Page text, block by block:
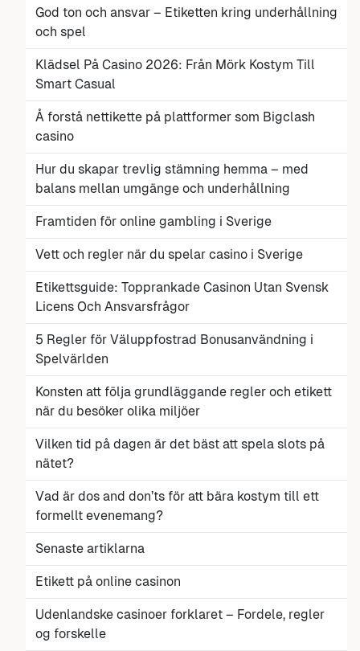
God ton och ansvar – Etiketten kring underhållning
och spel
Klädsel På Casino 2026: Från Mörk Kostym Till
Smart Casual
Å forstå nettikette på plattformer som Bigclash
casino
Hur du skapar trevlig stämning hemma – med
balans mellan umgänge och underhållning
Framtiden för online gambling i Sverige
Vett och regler när du spelar casino i Sverige
Etikettsguide: Topprankade Casinon Utan Svensk
Licens Och Ansvarsfrågor
5 Regler för Väluppfostrad Bonusanvändning i
Spelvärlden
Konsten att följa grundläggande regler och etikett
när du besöker olika miljöer
Vilken tid på dagen är det bäst att spela slots på
nätet?
Vad är dos and don’ts för att bära kostym till ett
formellt evenemang?
Senaste artiklarna
Etikett på online casinon
Udenlandske casinoer forklaret – Fordele, regler
og forskelle